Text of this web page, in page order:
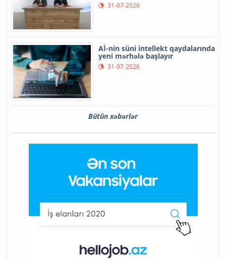
31-07-2026
Aİ-nin süni intellekt qaydalarında
yeni mərhələ başlayır
31-07-2026
Bütün xəbərlər